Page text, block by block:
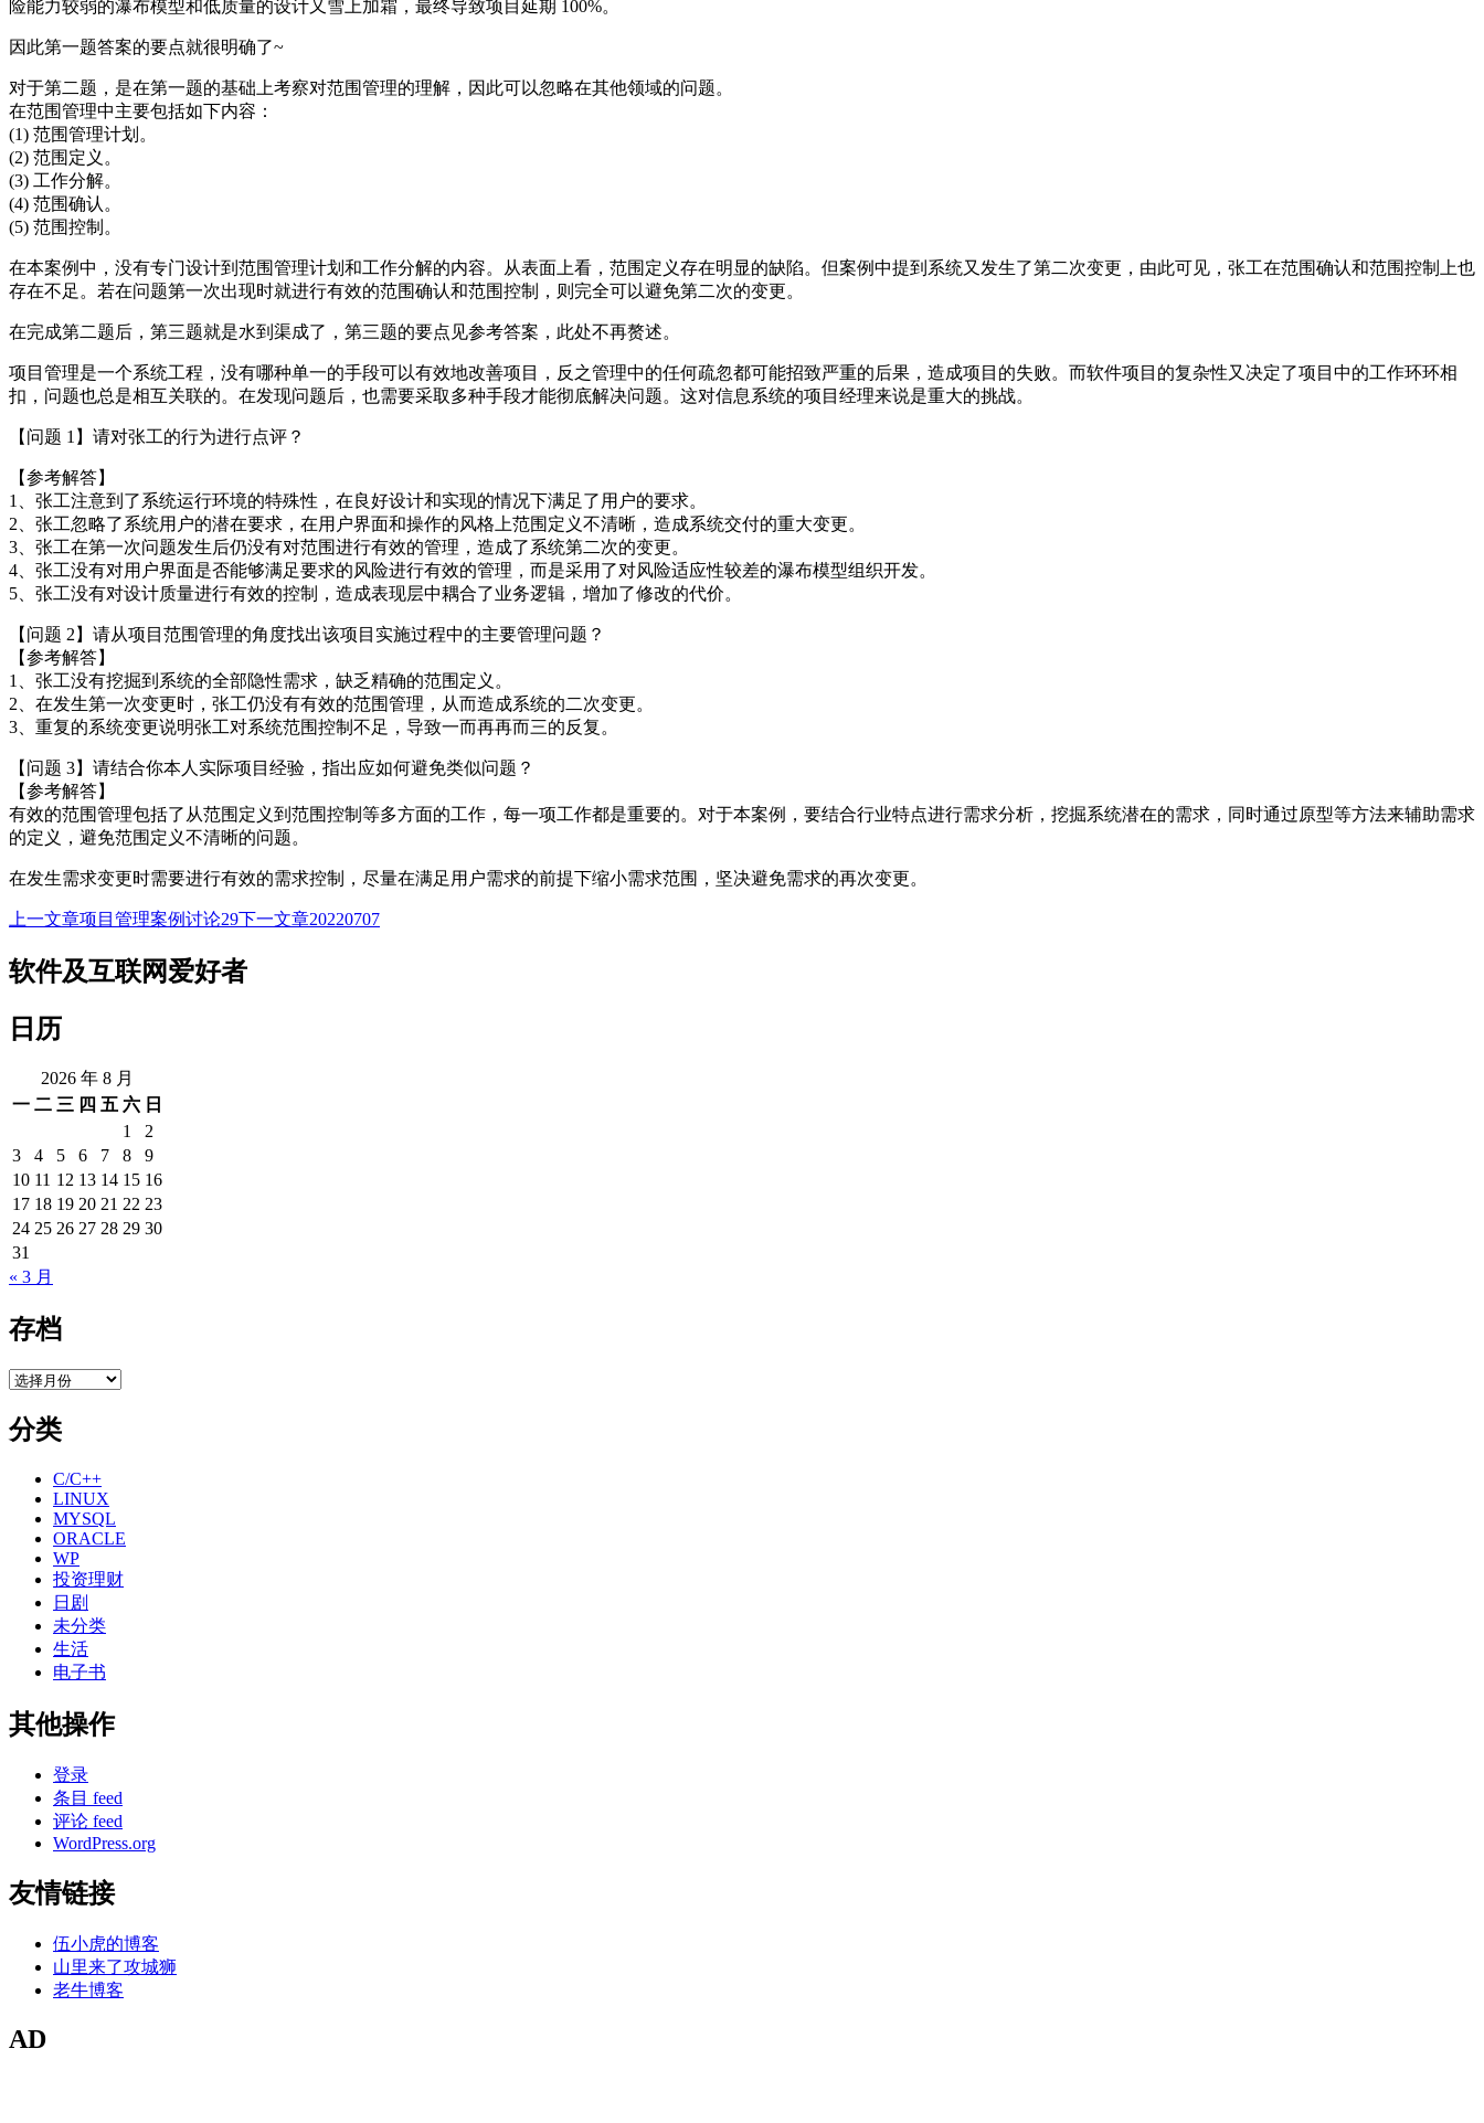
险能力较弱的瀑布模型和低质量的设计又雪上加霜，最终导致项目延期 100%。
因此第一题答案的要点就很明确了~
对于第二题，是在第一题的基础上考察对范围管理的理解，因此可以忽略在其他领域的问题。
在范围管理中主要包括如下内容：
(1) 范围管理计划。
(2) 范围定义。
(3) 工作分解。
(4) 范围确认。
(5) 范围控制。
在本案例中，没有专门设计到范围管理计划和工作分解的内容。从表面上看，范围定义存在明显的缺陷。但案例中提到系统又发生了第二次变更，由此可见，张工在范围确认和范围控制上也
存在不足。若在问题第一次出现时就进行有效的范围确认和范围控制，则完全可以避免第二次的变更。
在完成第二题后，第三题就是水到渠成了，第三题的要点见参考答案，此处不再赘述。
项目管理是一个系统工程，没有哪种单一的手段可以有效地改善项目，反之管理中的任何疏忽都可能招致严重的后果，造成项目的失败。而软件项目的复杂性又决定了项目中的工作环环相
扣，问题也总是相互关联的。在发现问题后，也需要采取多种手段才能彻底解决问题。这对信息系统的项目经理来说是重大的挑战。
【问题 1】请对张工的行为进行点评？
【参考解答】
1、张工注意到了系统运行环境的特殊性，在良好设计和实现的情况下满足了用户的要求。
2、张工忽略了系统用户的潜在要求，在用户界面和操作的风格上范围定义不清晰，造成系统交付的重大变更。
3、张工在第一次问题发生后仍没有对范围进行有效的管理，造成了系统第二次的变更。
4、张工没有对用户界面是否能够满足要求的风险进行有效的管理，而是采用了对风险适应性较差的瀑布模型组织开发。
5、张工没有对设计质量进行有效的控制，造成表现层中耦合了业务逻辑，增加了修改的代价。
【问题 2】请从项目范围管理的角度找出该项目实施过程中的主要管理问题？
【参考解答】
1、张工没有挖掘到系统的全部隐性需求，缺乏精确的范围定义。
2、在发生第一次变更时，张工仍没有有效的范围管理，从而造成系统的二次变更。
3、重复的系统变更说明张工对系统范围控制不足，导致一而再再而三的反复。
【问题 3】请结合你本人实际项目经验，指出应如何避免类似问题？
【参考解答】
有效的范围管理包括了从范围定义到范围控制等多方面的工作，每一项工作都是重要的。对于本案例，要结合行业特点进行需求分析，挖掘系统潜在的需求，同时通过原型等方法来辅助需求
的定义，避免范围定义不清晰的问题。
在发生需求变更时需要进行有效的需求控制，尽量在满足用户需求的前提下缩小需求范围，坚决避免需求的再次变更。
文
章
航
上一文章项目管理案例讨论29下一文章20220707
软件及互联网爱好者
日历
2026 年 8 月
一 二 三 四 五 六 日
1
2
3
4 5 6 7 8
9
10 11 12 13 14 15 16
17 18 19 20 21 22 23
24 25 26 27 28 29 30
31
« 3 月
存档
存
分类
C/C++
LINUX
MYSQL
ORACLE
WP
投资理财
日剧
未分类
生活
电子书
其他操作
登录
条目 feed
评论 feed
WordPress.org
友情链接
伍小虎的博客
山里来了攻城狮
老牛博客
AD